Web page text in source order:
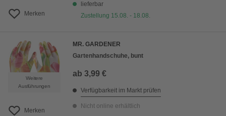
Merken
lieferbar
Zustellung 15.08. - 18.08.
Weitere
Ausführungen
Merken
MR. GARDENER
Gartenhandschuhe, bunt
ab 3,99 €
Verfügbarkeit im Markt prüfen
Nicht online erhältlich